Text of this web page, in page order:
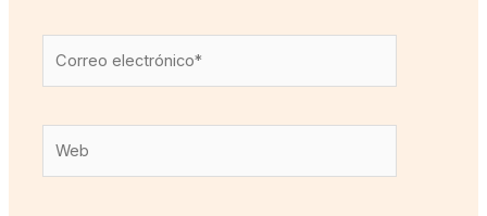
electrónico*